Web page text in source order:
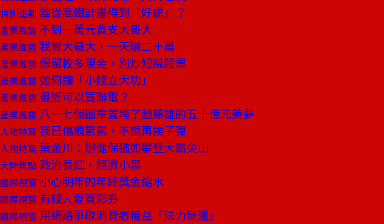
特別企劃 誰從高鐵計畫得到「好處」？
產業風雲 不到一萬元買支大哥大
產業風雲 我賣大哥大，一天賺二十萬
產業風雲 保留較多現金，別炒短線股票
產業風雲 如何讓「小錢立大功」
產業風雲 最近可以買聯電？
產業風雲 八一七個圖章蓋垮了趙藤雄的五十億元美夢
人物特寫 我已傷痕累累，不想再挨子彈
人物特寫 葉金川：辦健保猶如攀登大霸尖山
大陸焦點 政治長紅，經濟小黑
國際視窗 小心明年的年終獎金縮水
國際視窗 有錢人愛買彩券
國際視窗 用網路爭取消費者權益「法力無邊」